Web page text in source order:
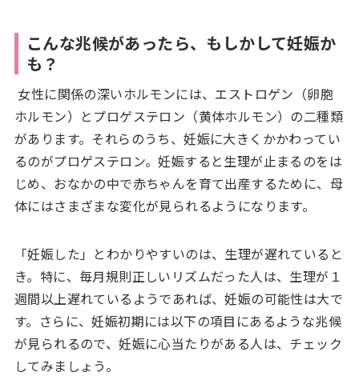
こんな兆候があったら、もしかして妊娠か
も？
女性に関係の深いホルモンには、エストロゲン（卵胞
ホルモン）とプロゲステロン（黄体ホルモン）の二種類
があります。それらのうち、妊娠に大きくかかわってい
るのがプロゲステロン。妊娠すると生理が止まるのをは
じめ、おなかの中で赤ちゃんを育て出産するために、母
体にはさまざまな変化が見られるようになります。
「妊娠した」とわかりやすいのは、生理が遅れていると
き。特に、毎月規則正しいリズムだった人は、生理が１
週間以上遅れているようであれば、妊娠の可能性は大で
す。さらに、妊娠初期には以下の項目にあるような兆候
が見られるので、妊娠に心当たりがある人は、チェック
してみましょう。